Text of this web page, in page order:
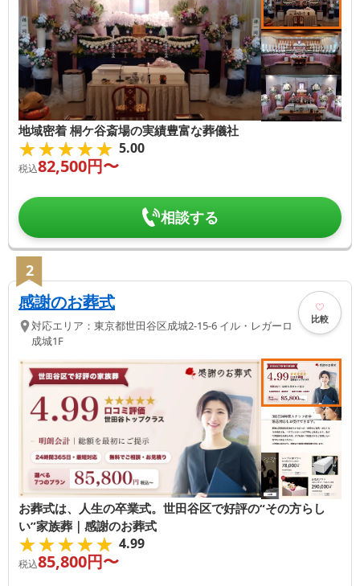
地域密着 桐ケ谷斎場の実績豊富な葬儀社
★★★★★
★★★★★ 5.00
税込82,500円〜
相談する
2
感謝のお葬式
対応エリア： 東京都世田谷区成城2-15-6 イル・レガーロ
成城1F
比較
お葬式は、人生の卒業式。世田谷区で好評の“その方らし
い”家族葬｜感謝のお葬式
★★★★★
★★★★★ 4.99
税込85,800円〜